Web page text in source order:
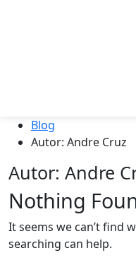
Blog
Autor: Andre Cruz
Autor: Andre
Nothing
It seems we can’t find
searching can help.